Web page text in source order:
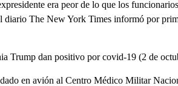
era peor de lo que los
diario The New York Times informó por
Trump dan positivo por covid-19 (2 de
en avión al Centro Médico Militar